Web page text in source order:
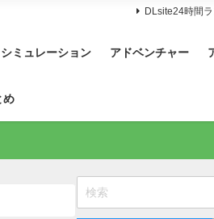
DLsite24時間
シミュレーション アドベンチャー
め